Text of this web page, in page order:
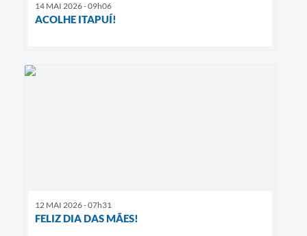
14 MAI 2026 - 09h06
ACOLHE ITAPUÍ!
12 MAI 2026 - 07h31
FELIZ DIA DAS MÃES!